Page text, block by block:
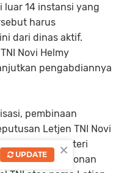
luar 14 instansi yang
harus
dari dinas aktif.
Novi Helmy
pengabdiannya
pembinaan
Letjen TNI Novi
ke Menteri
perihal permohonan
×
UPDATE